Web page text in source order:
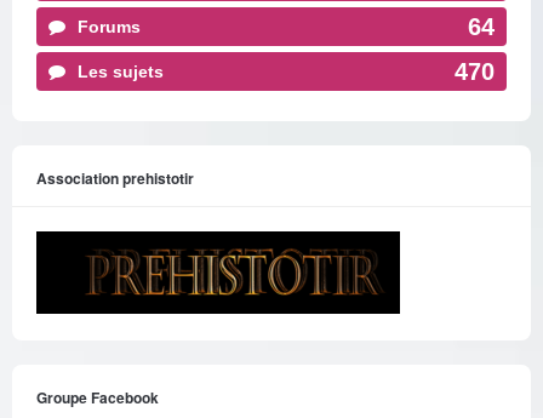
Forums 64
Les sujets 470
Association prehistotir
Groupe Facebook